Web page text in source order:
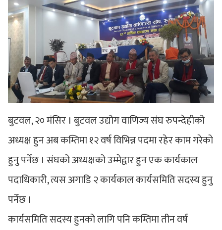
बुटवल, २० मंसिर । बुटवल उद्योग वाणिज्य संघ रुपन्देहीको
अध्यक्ष हुन अब कम्तिमा १२ वर्ष विभिन्न पदमा रहेर काम गरेको
हुनु पर्नेछ । संघको अध्यक्षको उम्मेद्वार हुन एक कार्यकाल
पदाधिकारी, त्यस अगाडि २ कार्यकाल कार्यसमिति सदस्य हुनु
पर्नेछ ।
कार्यसमिति सदस्य हुनको लागि पनि कम्तिमा तीन वर्ष